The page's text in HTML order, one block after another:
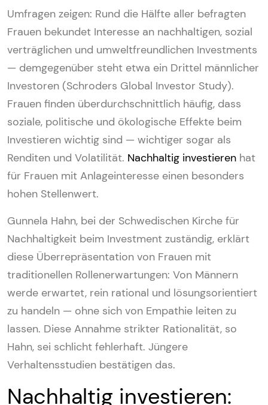
Umfragen zeigen: Rund die Hälfte aller befragten
Frauen bekundet Interesse an nachhaltigen, sozial
verträglichen und umweltfreundlichen Investments
— demgegenüber steht etwa ein Drittel männlicher
Investoren (Schroders Global Investor Study).
Frauen finden überdurchschnittlich häufig, dass
soziale, politische und ökologische Effekte beim
Investieren wichtig sind — wichtiger sogar als
Renditen und Volatilität. Nachhaltig investieren hat
für Frauen mit Anlageinteresse einen besonders
hohen Stellenwert.
Gunnela Hahn, bei der Schwedischen Kirche für
Nachhaltigkeit beim Investment zuständig, erklärt
diese Überrepräsentation von Frauen mit
traditionellen Rollenerwartungen: Von Männern
werde erwartet, rein rational und lösungsorientiert
zu handeln — ohne sich von Empathie leiten zu
lassen. Diese Annahme strikter Rationalität, so
Hahn, sei schlicht fehlerhaft. Jüngere
Verhaltensstudien bestätigen das.
Nachhaltig investieren: